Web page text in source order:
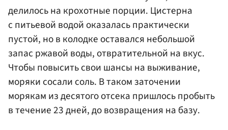
делилось на крохотные порции. Цистерна
с питьевой водой оказалась практически
пустой, но в колодке оставался небольшой
запас ржавой воды, отвратительной на вкус.
Чтобы повысить свои шансы на выживание,
моряки сосали соль. В таком заточении
морякам из десятого отсека пришлось пробыть
в течение 23 дней, до возвращения на базу.